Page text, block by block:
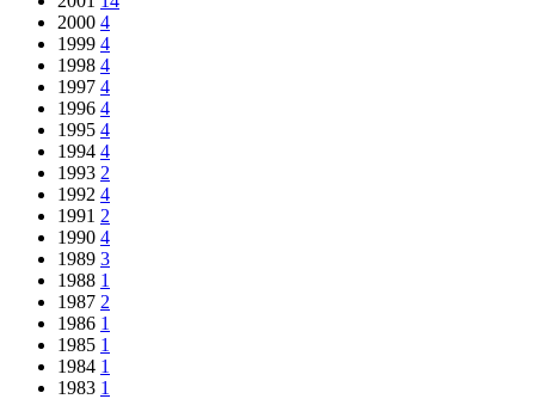
2000 4
1999 4
1998 4
1997 4
1996 4
1995 4
1994 4
1993 2
1992 4
1991 2
1990 4
1989 3
1988 1
1987 2
1986 1
1985 1
1984 1
1983 1